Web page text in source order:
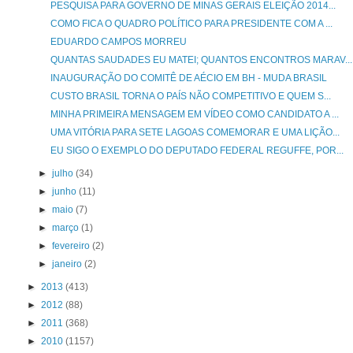
PESQUISA PARA GOVERNO DE MINAS GERAIS ELEIÇÃO 2014...
COMO FICA O QUADRO POLÍTICO PARA PRESIDENTE COM A ...
EDUARDO CAMPOS MORREU
QUANTAS SAUDADES EU MATEI; QUANTOS ENCONTROS MARAV...
INAUGURAÇÃO DO COMITÊ DE AÉCIO EM BH - MUDA BRASIL
CUSTO BRASIL TORNA O PAÍS NÃO COMPETITIVO E QUEM S...
MINHA PRIMEIRA MENSAGEM EM VÍDEO COMO CANDIDATO A ...
UMA VITÓRIA PARA SETE LAGOAS COMEMORAR E UMA LIÇÃO...
EU SIGO O EXEMPLO DO DEPUTADO FEDERAL REGUFFE, POR...
►julho(34)
►junho(11)
►maio(7)
►março(1)
►fevereiro(2)
►janeiro(2)
► 2013 (413)
► 2012 (88)
► 2011 (368)
► 2010 (1157)